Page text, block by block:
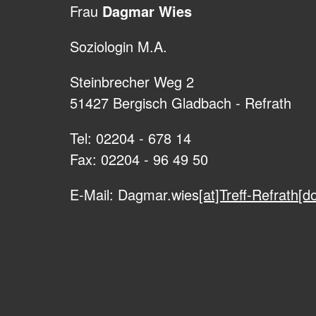
Frau Dagmar Wies
Soziologin M.A.
Steinbrecher Weg 2
51427 Bergisch Gladbach - Refrath
Tel: 02204 - 678 14
Fax: 02204 - 96 49 50
E-Mail: Dagmar.wies[at]Treff-